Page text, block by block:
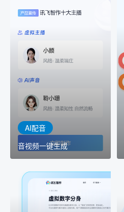
AI配音
音视频一键生成
AI配音
音视频一键生成
室"中输入文本或录音，一
出
AI+创意